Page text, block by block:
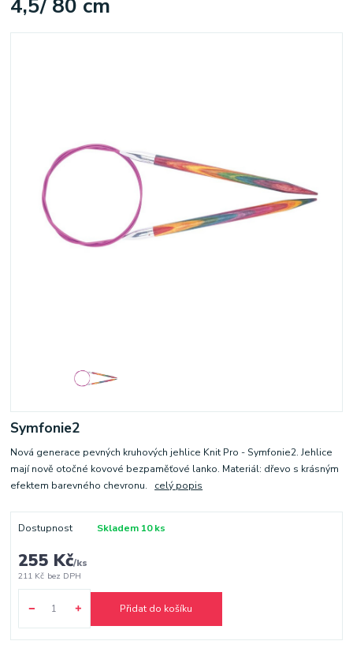
4,5/ 80 cm
Symfonie2
Nová generace pevných kruhových jehlice Knit Pro - Symfonie2. Jehlice
mají nově otočné kovové bezpaměťové lanko. Materiál: dřevo s krásným
efektem barevného chevronu. celý popis
Dostupnost Skladem 10 ks
255 Kč/ks
211 Kč bez DPH
Přidat do košíku